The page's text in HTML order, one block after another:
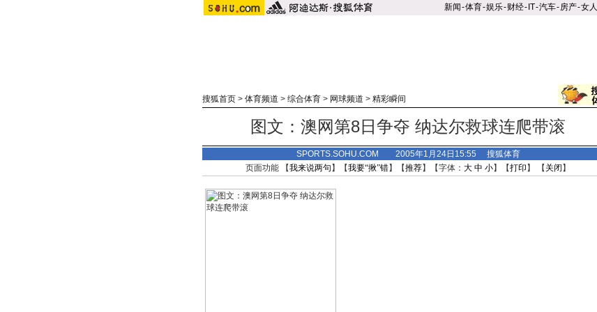
新闻-体育-娱乐-财经- IT-汽车-房产-女人
搜狐首页 > 体育频道 > 综合体育 > 网球频道 > 精彩瞬间
图文：澳网第8日争夺 纳达尔救球连爬带滚
SPORTS.SOHU.COM 2005年1月24日15:55 搜狐体育
页面功能 【我来说两句 】【我要“揪”错】【推荐】【字体： 大 中 小】【打印 】 【 关闭 】